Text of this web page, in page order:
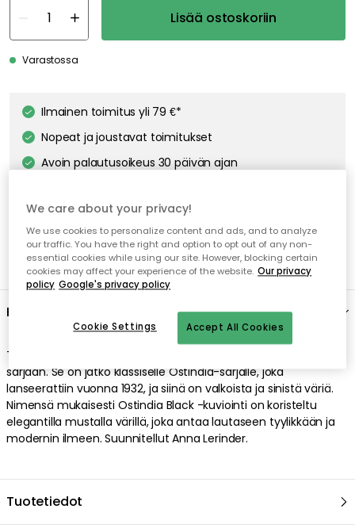
Lisää ostoskoriin
Varastossa
Ilmainen toimitus yli 79 €*
Nopeat ja joustavat toimitukset
Avoin palautusoikeus 30 päivän ajan
Kuvaus
Tämä syvä lautanen kuuluu Rörstrandin Ostindia Black -
sarjaan. Se on jatko klassiselle Ostindia-sarjalle, joka
lanseerattiin vuonna 1932, ja siinä on valkoista ja sinistä väriä.
Nimensä mukaisesti Ostindia Black -kuviointi on koristeltu
elegantilla mustalla värillä, joka antaa lautaseen tyylikkään ja
modernin ilmeen. Suunnitellut Anna Lerinder.
Tuotetiedot
We care about your privacy!
We use cookies to personalize content and ads, and to analyze
our traffic. You have the right and option to opt out of any non-
essential cookies while using our site. However, blocking certain
cookies may affect your experience of the website. Our privacy
policy Google's privacy policy
Accept All Cookies
Cookie Settings